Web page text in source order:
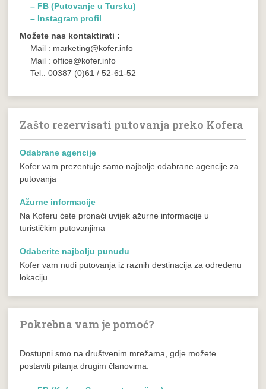
– FB (Putovanje u Tursku)
– Instagram profil
Možete nas kontaktirati :
Mail : marketing@kofer.info
Mail : office@kofer.info
Tel.: 00387 (0)61 / 52-61-52
Zašto rezervisati putovanja preko Kofera
Odabrane agencije
Kofer vam prezentuje samo najbolje odabrane agencije za
putovanja
Ažurne informacije
Na Koferu ćete pronaći uvijek ažurne informacije u
turističkim putovanjima
Odaberite najbolju punudu
Kofer vam nudi putovanja iz raznih destinacija za određenu
lokaciju
Pokrebna vam je pomoć?
Dostupni smo na društvenim mrežama, gdje možete
postaviti pitanja drugim članovima.